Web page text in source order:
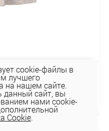
cookie-файлы в
лучшего
на нашем сайте.
данный сайт, вы
нами cookie-
Cookie.